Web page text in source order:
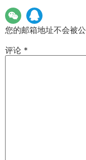
您的邮箱地址不会被公
评论 *